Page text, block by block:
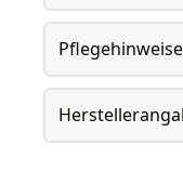
Pflegehinweise